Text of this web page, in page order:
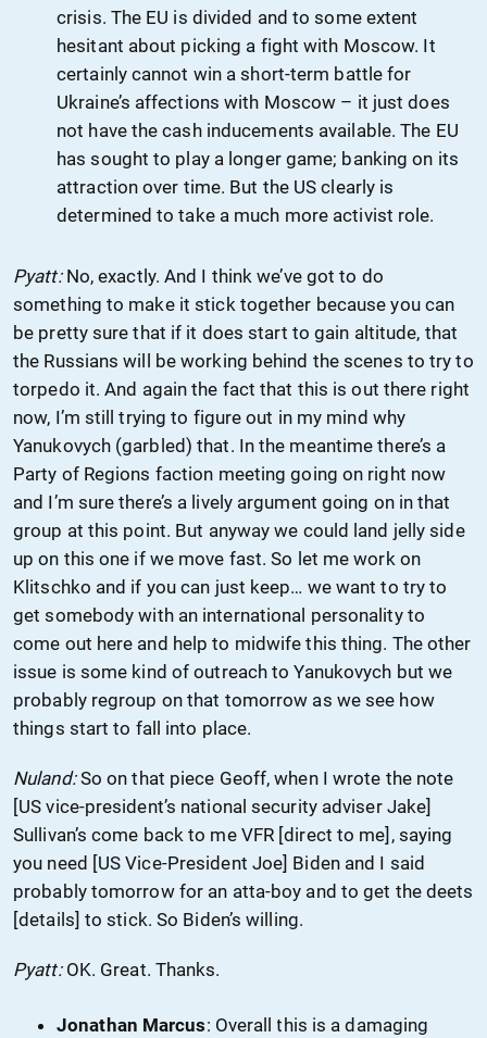
crisis. The EU is divided and to some extent
hesitant about picking a fight with Moscow. It
certainly cannot win a short-term battle for
Ukraine’s affections with Moscow – it just does
not have the cash inducements available. The EU
has sought to play a longer game; banking on its
attraction over time. But the US clearly is
determined to take a much more activist role.
Pyatt: No, exactly. And I think we’ve got to do
something to make it stick together because you can
be pretty sure that if it does start to gain altitude, that
the Russians will be working behind the scenes to try to
torpedo it. And again the fact that this is out there right
now, I’m still trying to figure out in my mind why
Yanukovych (garbled) that. In the meantime there’s a
Party of Regions faction meeting going on right now
and I’m sure there’s a lively argument going on in that
group at this point. But anyway we could land jelly side
up on this one if we move fast. So let me work on
Klitschko and if you can just keep… we want to try to
get somebody with an international personality to
come out here and help to midwife this thing. The other
issue is some kind of outreach to Yanukovych but we
probably regroup on that tomorrow as we see how
things start to fall into place.
Nuland:So on that piece Geoff, when I wrote the note
[US vice-president’s national security adviser Jake]
Sullivan’s come back to me VFR [direct to me], saying
you need [US Vice-President Joe] Biden and I said
probably tomorrow for an atta-boy and to get the deets
[details] to stick. So Biden’s willing.
Pyatt:OK. Great. Thanks.
Jonathan Marcus: Overall this is a damaging